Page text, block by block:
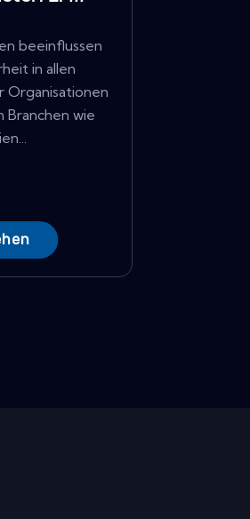
beeinflussen
in allen
Organisationen
Branchen wie